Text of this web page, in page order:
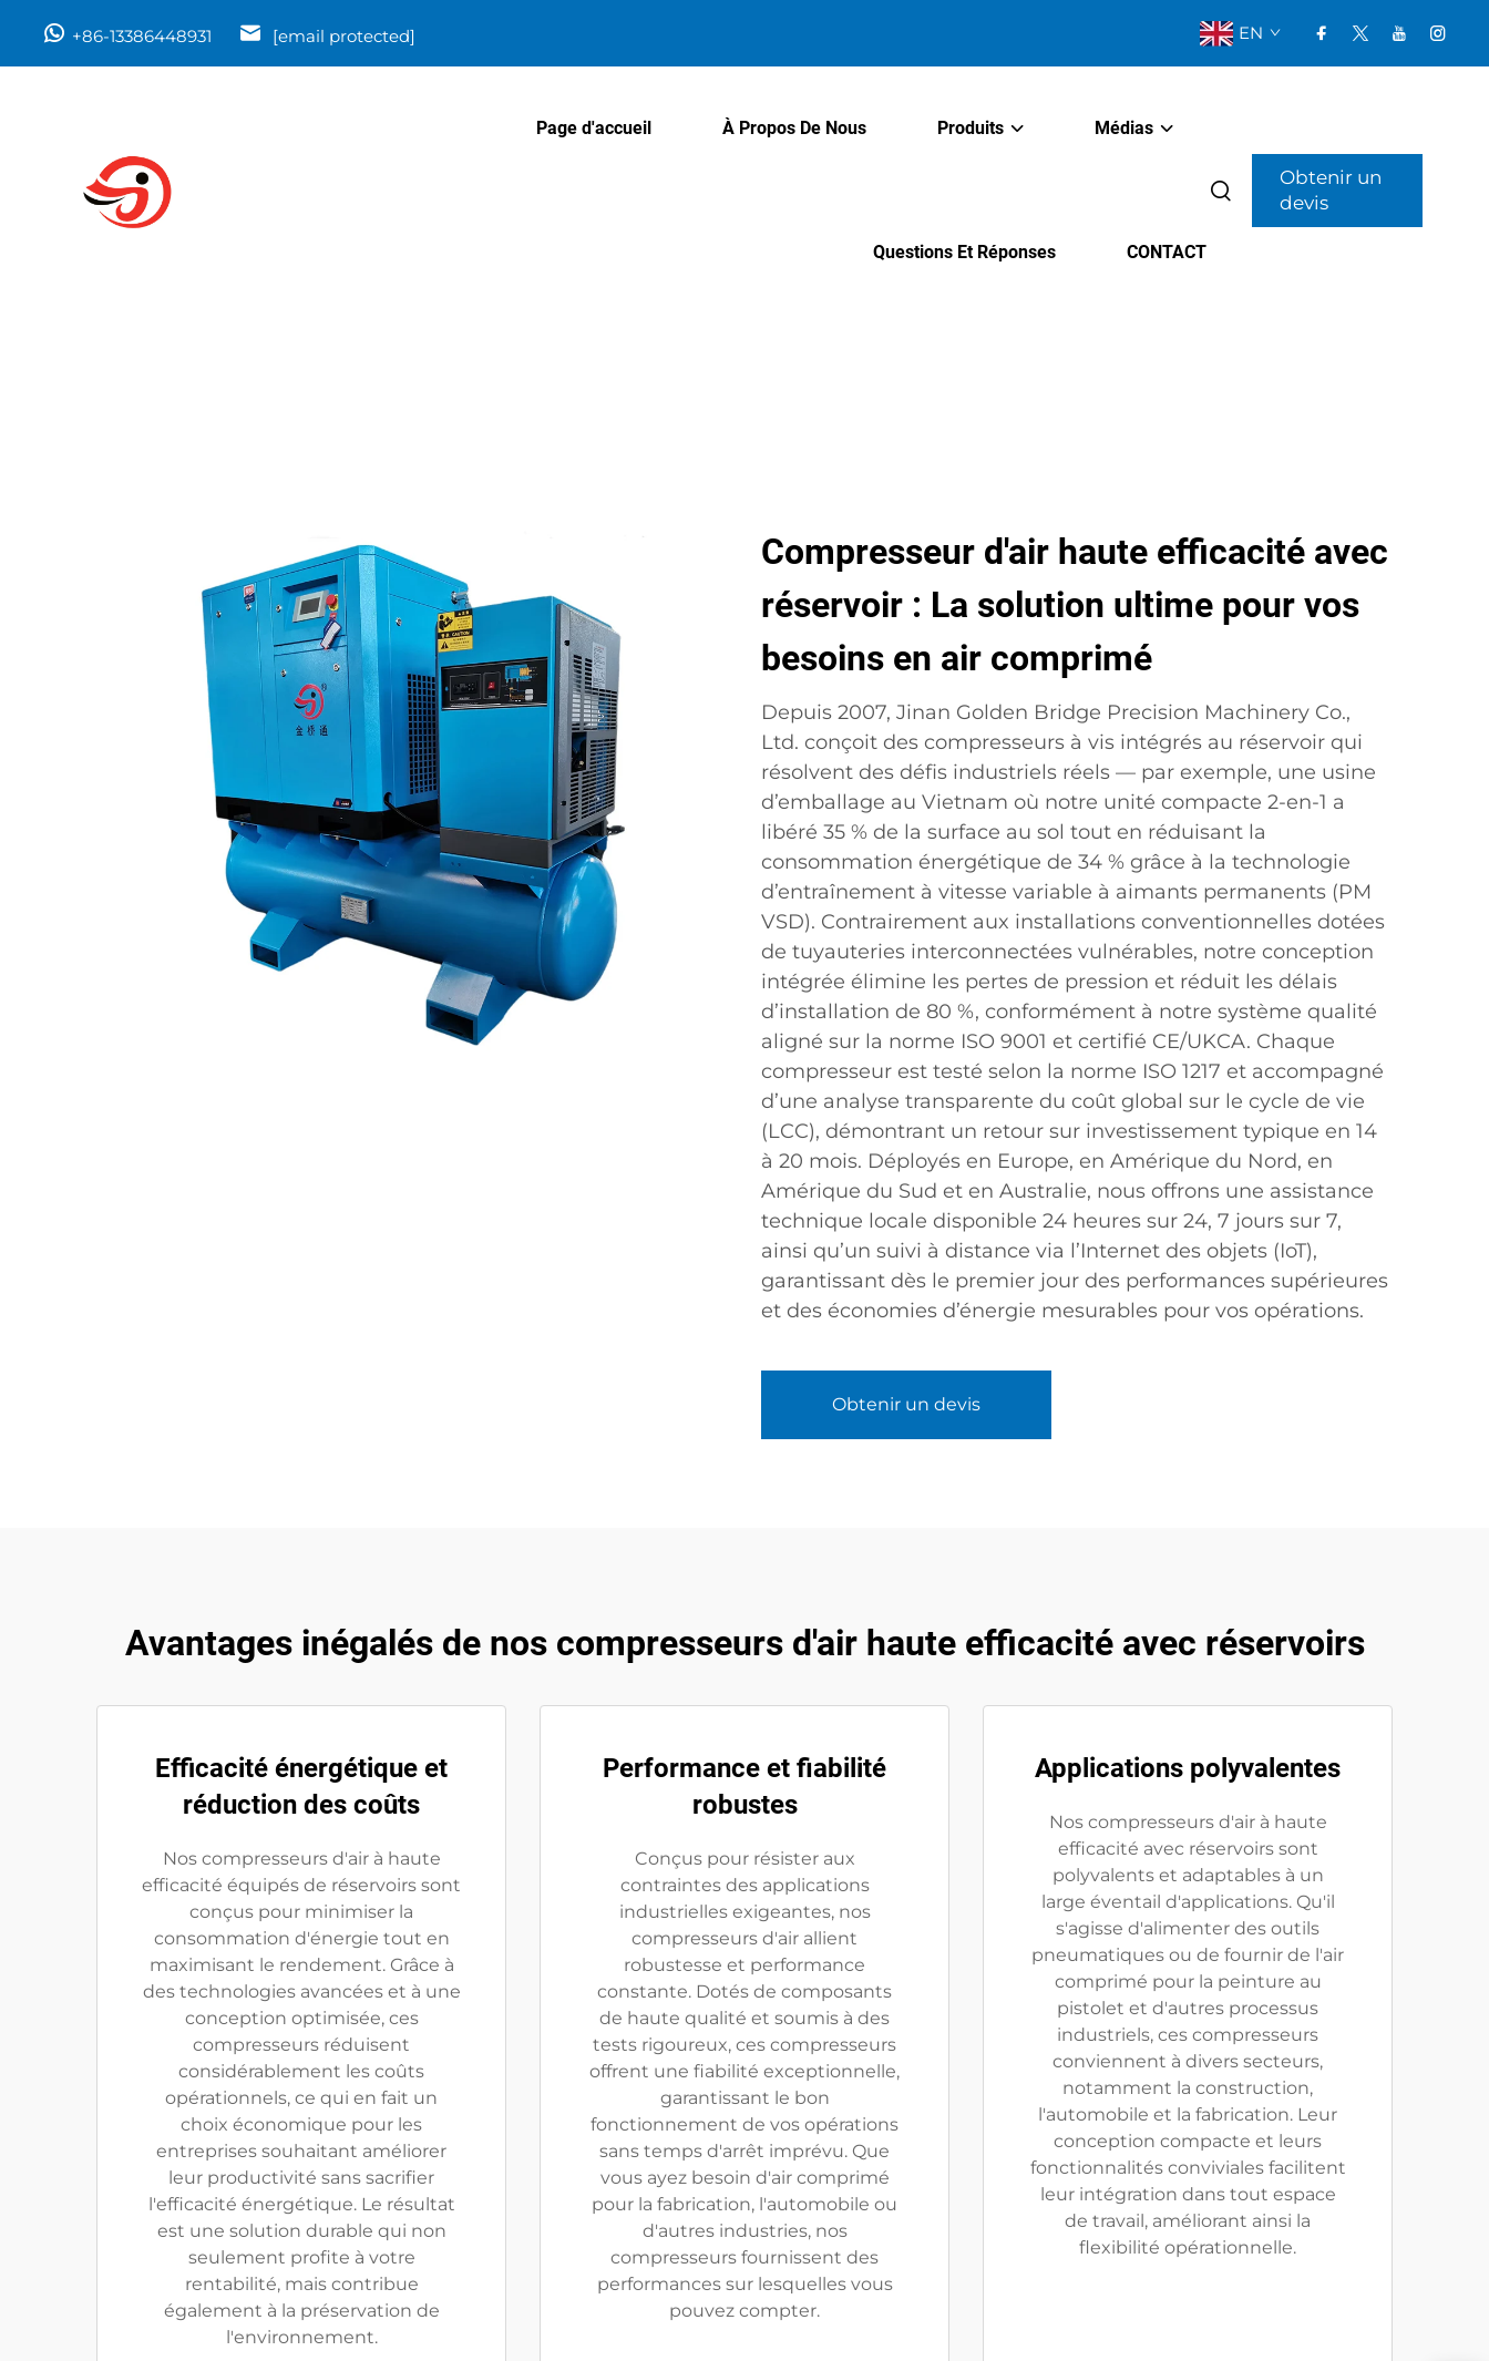
+86-13386448931 [email protected] EN
Page d'accueil À Propos De Nous Produits Médias
Questions Et Réponses CONTACT
Obtenir un
devis
Compresseur d'air haute efficacité avec
réservoir : La solution ultime pour vos
besoins en air comprimé
Depuis 2007, Jinan Golden Bridge Precision Machinery Co.,
Ltd. conçoit des compresseurs à vis intégrés au réservoir qui
résolvent des défis industriels réels — par exemple, une usine
d’emballage au Vietnam où notre unité compacte 2-en-1 a
libéré 35 % de la surface au sol tout en réduisant la
consommation énergétique de 34 % grâce à la technologie
d’entraînement à vitesse variable à aimants permanents (PM
VSD). Contrairement aux installations conventionnelles dotées
de tuyauteries interconnectées vulnérables, notre conception
intégrée élimine les pertes de pression et réduit les délais
d’installation de 80 %, conformément à notre système qualité
aligné sur la norme ISO 9001 et certifié CE/UKCA. Chaque
compresseur est testé selon la norme ISO 1217 et accompagné
d’une analyse transparente du coût global sur le cycle de vie
(LCC), démontrant un retour sur investissement typique en 14
à 20 mois. Déployés en Europe, en Amérique du Nord, en
Amérique du Sud et en Australie, nous offrons une assistance
technique locale disponible 24 heures sur 24, 7 jours sur 7,
ainsi qu’un suivi à distance via l’Internet des objets (IoT),
garantissant dès le premier jour des performances supérieures
et des économies d’énergie mesurables pour vos opérations.
Obtenir un devis
Avantages inégalés de nos compresseurs d'air haute efficacité avec réservoirs
Efficacité énergétique et
réduction des coûts
Nos compresseurs d'air à haute
efficacité équipés de réservoirs sont
conçus pour minimiser la
consommation d'énergie tout en
maximisant le rendement. Grâce à
des technologies avancées et à une
conception optimisée, ces
compresseurs réduisent
considérablement les coûts
opérationnels, ce qui en fait un
choix économique pour les
entreprises souhaitant améliorer
leur productivité sans sacrifier
l'efficacité énergétique. Le résultat
est une solution durable qui non
seulement profite à votre
rentabilité, mais contribue
également à la préservation de
l'environnement.
Performance et fiabilité
robustes
Conçus pour résister aux
contraintes des applications
industrielles exigeantes, nos
compresseurs d'air allient
robustesse et performance
constante. Dotés de composants
de haute qualité et soumis à des
tests rigoureux, ces compresseurs
offrent une fiabilité exceptionnelle,
garantissant le bon
fonctionnement de vos opérations
sans temps d'arrêt imprévu. Que
vous ayez besoin d'air comprimé
pour la fabrication, l'automobile ou
d'autres industries, nos
compresseurs fournissent des
performances sur lesquelles vous
pouvez compter.
Applications polyvalentes
Nos compresseurs d'air à haute
efficacité avec réservoirs sont
polyvalents et adaptables à un
large éventail d'applications. Qu'il
s'agisse d'alimenter des outils
pneumatiques ou de fournir de l'air
comprimé pour la peinture au
pistolet et d'autres processus
industriels, ces compresseurs
conviennent à divers secteurs,
notamment la construction,
l'automobile et la fabrication. Leur
conception compacte et leurs
fonctionnalités conviviales facilitent
leur intégration dans tout espace
de travail, améliorant ainsi la
flexibilité opérationnelle.